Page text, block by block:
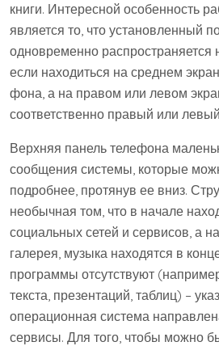
книги. Интересной особенность
является то, что установленный
одновременно распространяется
если находиться на среднем
фона, а на правом или левом
соответственно правый или
Верхняя панель телефона
сообщения системы, которые
подробнее, протянув ее вниз.
необычная том, что в начале
социальных сетей и сервисов, а
галерея, музыка находятся в
программы отсутствуют
текста, презентаций, таблиц) –
операционная система
сервисы. Для того, чтобы можно